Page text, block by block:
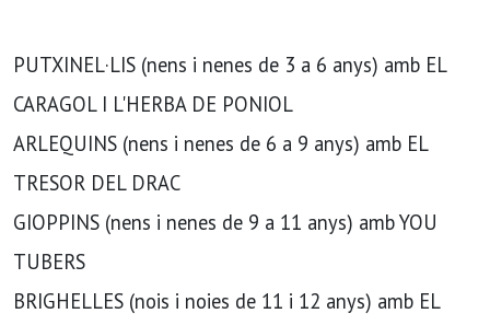
PUTXINEL·LIS (nens i nenes de 3 a 6 anys) amb EL
CARAGOL I L'HERBA DE PONIOL
ARLEQUINS (nens i nenes de 6 a 9 anys) amb EL
TRESOR DEL DRAC
GIOPPINS (nens i nenes de 9 a 11 anys) amb YOU
TUBERS
BRIGHELLES (nois i noies de 11 i 12 anys) amb EL